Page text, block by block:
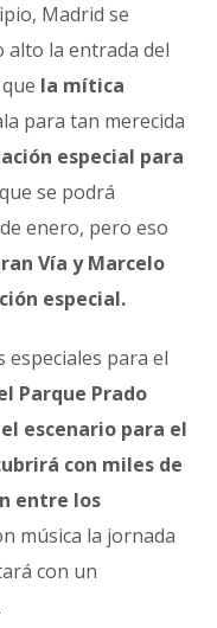
Madrid se
la entrada del
la mítica
para tan merecida
especial para
que se podrá
enero, pero eso
Vía y Marcelo
especial.
especiales para el
Parque Prado
escenario para el
con miles de
entre los
música la jornada
con un